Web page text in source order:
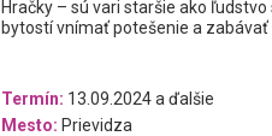
Hračky – sú vari staršie ako
bytostí vnímať potešenie a zabávať
Termín: 13.09.2024 a ďalšie
Mesto: Prievidza